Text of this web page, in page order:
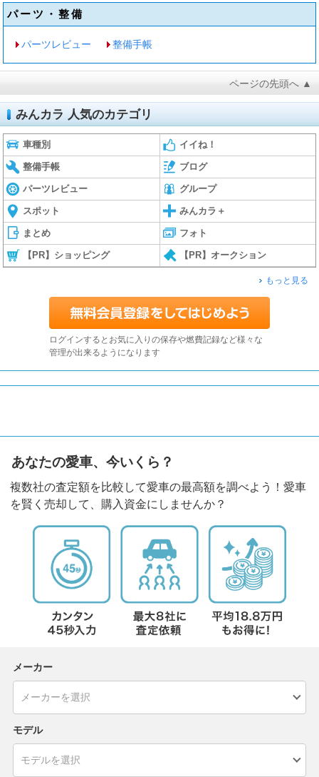
パーツ・整備
パーツレビュー 整備手帳
ページの先頭へ ▲
みんカラ 人気のカテゴリ
車種別 イイね！
整備手帳 ブログ
パーツレビュー グループ
スポット みんカラ＋
まとめ フォト
【PR】ショッピング 【PR】オークション
もっと見る
ログインするとお気に入りの保存や燃費記録など様々な
管理が出来るようになります
あなたの愛車、今いくら？
複数社の査定額を比較して愛車の最高額を調べよう！愛車
を賢く売却して、購入資金にしませんか？
メーカー
モデル